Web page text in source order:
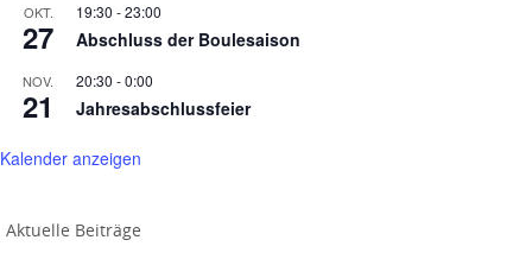
OKT.
27
19:30 -23:00
Abschluss der Boulesaison
NOV.
21
20:30 -0:00
Jahresabschlussfeier
Kalender anzeigen
Aktuelle Beiträge